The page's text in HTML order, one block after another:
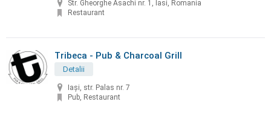
Str. Gheorghe Asachi nr. 1, Iasi, Romania
Restaurant
Tribeca - Pub & Charcoal Grill
Detalii
Iași, str. Palas nr. 7
Pub, Restaurant